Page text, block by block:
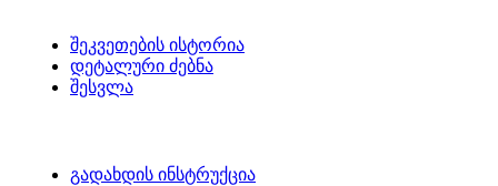
შეკვეთების ისტორია
დეტალური ძებნა
შესვლა
გადახდის ინსტრუქცია